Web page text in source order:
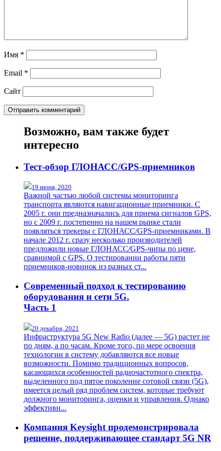
Имя *
Email *
Сайт
Возможно, вам также будет
интересно
Тест-обзор ГЛОНАСС/GPS-приемников
19 июня, 2020
Важной частью любой системы мониторинга
транспорта являются навигационные приемники. С
2005 г. они предназначались для приема сигналов GPS,
но с 2009 г. постепенно на нашем рынке стали
появляться трекеры с ГЛОНАСС/GPS-приемниками. В
начале 2012 г. сразу несколько производителей
предложили новые ГЛОНАСС/GPS-чипы по цене,
сравнимой с GPS. О тестировании работы пяти
приемников-новинок из разных ст...
Современный подход к тестированию
оборудования и сети 5G.
Часть 1
20 декабря, 2021
Инфраструктура 5G New Radio (далее — 5G) растет не
по дням, а по часам. Кроме того, по мере освоения
технологии в систему добавляются все новые
возможности. Помимо традиционных вопросов,
касающихся особенностей радиочастотного спектра,
выделенного под пятое поколение сотовой связи (5G),
имеется целый ряд проблем систем, которые требуют
должного мониторинга, оценки и управления. Однако
эффективн...
Компания Keysight продемонстрировала
решение, поддерживающее стандарт 5G NR